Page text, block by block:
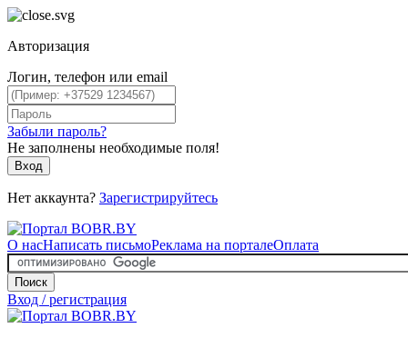
Авторизация
Логин, телефон или email
Забыли пароль?
Не заполнены необходимые поля!
Вход
Нет аккаунта? Зарегистрируйтесь
О насНаписать письмоРеклама на порталеОплата
Поиск
Вход / регистрация